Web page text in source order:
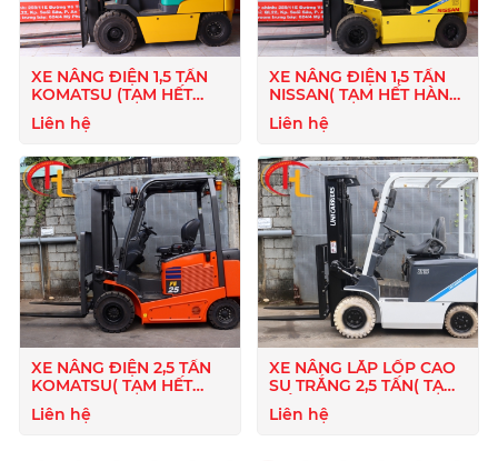
XE NÂNG ĐIỆN 1,5 TẤN
KOMATSU (TẠM HẾT
HÀNG)
Liên hệ
XE NÂNG ĐIỆN 1,5 TẤN
NISSAN( TẠM HẾT HÀNG
Liên hệ
XE NÂNG ĐIỆN 2,5 TẤN
KOMATSU( TẠM HẾT
HÀNG )
Liên hệ
XE NÂNG LẮP LỐP CAO
SU TRẮNG 2,5 TẤN( TẠM
HẾT HÀNG )
Liên hệ